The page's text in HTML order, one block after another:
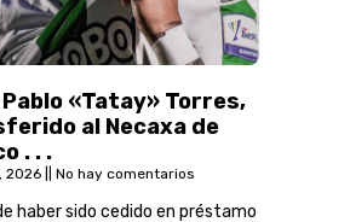
«Tatay» Torres,
al Necaxa de
. . .
2026 No hay comentarios
haber sido cedido en préstamo